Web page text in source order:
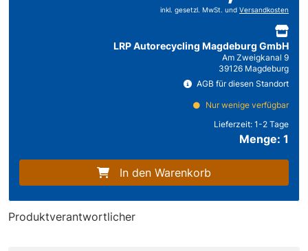
inkl. gesetzl. MwSt. und Versandkosten
LRP Autorecycling Magdeburg GmbH
Am Zweigkanal 9
39126 Magdeburg
AGB für diesen Standort
Nur wenige verfügbar
Lieferzeit: 1-2 Tage
Menge: 1
In den Warenkorb
Produktverantwortlicher